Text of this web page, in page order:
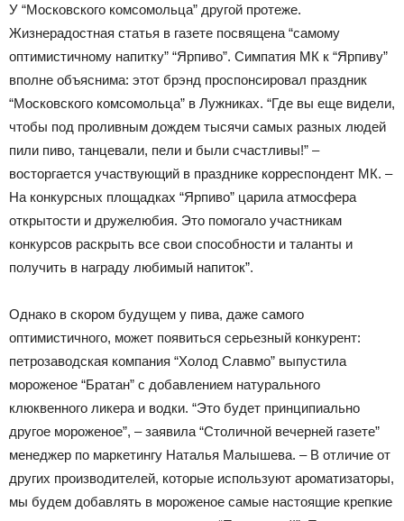
У “Московского комсомольца” другой протеже.
Жизнерадостная статья в газете посвящена “самому
оптимистичному напитку” “Ярпиво”. Симпатия МК к “Ярпиву”
вполне объяснима: этот брэнд проспонсировал праздник
“Московского комсомольца” в Лужниках. “Где вы еще видели,
чтобы под проливным дождем тысячи самых разных людей
пили пиво, танцевали, пели и были счастливы!” –
восторгается участвующий в празднике корреспондент МК. –
На конкурсных площадках “Ярпиво” царила атмосфера
открытости и дружелюбия. Это помогало участникам
конкурсов раскрыть все свои способности и таланты и
получить в награду любимый напиток”.
Однако в скором будущем у пива, даже самого
оптимистичного, может появиться серьезный конкурент:
петрозаводская компания “Холод Славмо” выпустила
мороженое “Братан” с добавлением натурального
клюквенного ликера и водки. “Это будет принципиально
другое мороженое”, – заявила “Столичной вечерней газете”
менеджер по маркетингу Наталья Малышева. – В отличие от
других производителей, которые используют ароматизаторы,
мы будем добавлять в мороженое самые настоящие крепкие